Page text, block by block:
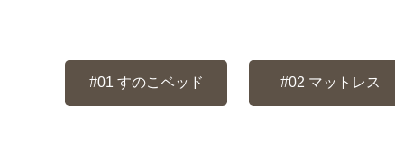
#01 すのこベッド #02 マットレス